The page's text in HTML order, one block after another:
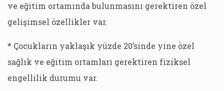
ve eğitim ortamında bulunmasını gerektiren özel
gelişimsel özellikler var.
* Çocukların yaklaşık yüzde 20’sinde yine özel
sağlık ve eğitim ortamları gerektiren fiziksel
engellilik durumu var.